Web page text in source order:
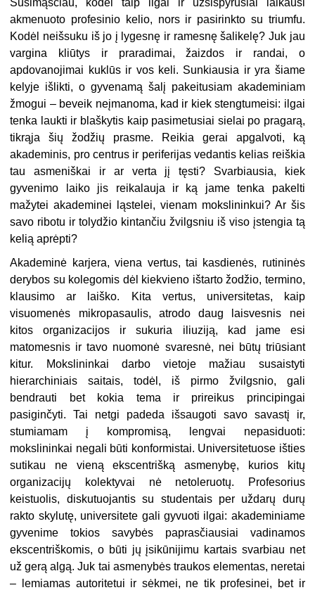
akmenuoto profesinio kelio, nors ir pasirinkto su triumfu.
Kodėl neišsuku iš jo į lygesnę ir ramesnę šalikelę? Juk jau
vargina kliūtys ir praradimai, žaizdos ir randai, o
apdovanojimai kuklūs ir vos keli. Sunkiausia ir yra šiame
kelyje išlikti, o gyvenamą šalį pakeitusiam akademiniam
žmogui – beveik neįmanoma, kad ir kiek stengtumeisi: ilgai
tenka laukti ir blaškytis kaip pasimetusiai sielai po pragarą,
tikrąja šių žodžių prasme. Reikia gerai apgalvoti, ką
akademinis, pro centrus ir periferijas vedantis kelias reiškia
tau asmeniškai ir ar verta jį tęsti? Svarbiausia, kiek
gyvenimo laiko jis reikalauja ir ką jame tenka pakelti
mažytei akademinei ląstelei, vienam mokslininkui? Ar šis
savo ribotu ir tolydžio kintančiu žvilgsniu iš viso įstengia tą
kelią aprėpti?
Akademinė karjera, viena vertus, tai kasdienės, rutininės
derybos su kolegomis dėl kiekvieno ištarto žodžio, termino,
klausimo ar laiško. Kita vertus, universitetas, kaip
visuomenės mikropasaulis, atrodo daug laisvesnis nei
kitos organizacijos ir sukuria iliuziją, kad jame esi
matomesnis ir tavo nuomonė svaresnė, nei būtų triūsiant
kitur. Mokslininkai darbo vietoje mažiau susaistyti
hierarchiniais saitais, todėl, iš pirmo žvilgsnio, gali
bendrauti bet kokia tema ir prireikus principingai
pasiginčyti. Tai netgi padeda išsaugoti savo savastį ir,
stumiamam į kompromisą, lengvai nepasiduoti:
mokslininkai negali būti konformistai. Universitetuose išties
sutikau ne vieną ekscentrišką asmenybę, kurios kitų
organizacijų kolektyvai nė netoleruotų. Profesorius
keistuolis, diskutuojantis su studentais per uždarų durų
rakto skylutę, universitete gali gyvuoti ilgai: akademiniame
gyvenime tokios savybės paprasčiausiai vadinamos
ekscentriškomis, o būti jų įsikūnijimu kartais svarbiau net
už gerą algą. Juk tai asmenybės traukos elementas, neretai
– lemiamas autoritetui ir sėkmei, ne tik profesinei, bet ir